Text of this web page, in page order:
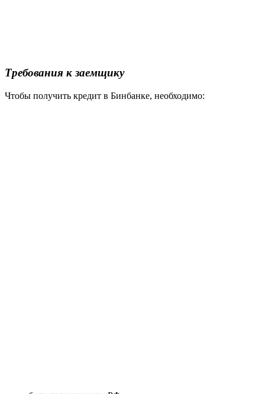
Требования к заемщику
Чтобы получить кредит в Бинбанке, необходимо: